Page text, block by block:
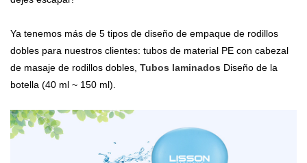
Ya tenemos más de 5 tipos de diseño de empaque de rodillos
dobles para nuestros clientes: tubos de material PE con cabezal
de masaje de rodillos dobles, Tubos laminados Diseño de la
botella (40 ml ~ 150 ml).